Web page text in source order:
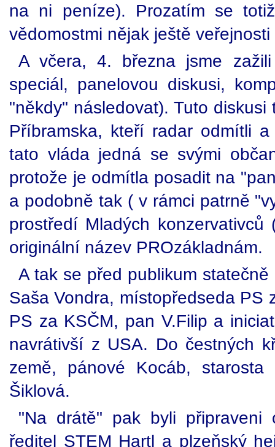
na ni peníze). Prozatím se
vědomostmi nějak ještě veřejnosti
A včera, 4. března jsme
speciál, panelovou diskusi,
"někdy" následovat). Tuto
Příbramska, kteří radar odmítli
tato vláda jedná se svými
protože je odmítla posadit na
a podobně tak ( v rámci patrně
prostředí Mladých
originální název PROzákladnám.
A tak se před publikum
Saša Vondra, místopředseda PS
PS za KSČM, pan V.Filip a
navrátivší z USA. Do čestných
země, pánové Kocáb,
Šiklová.
"Na drátě" pak byli připraveni
ředitel STEM Hartl a plzeňský